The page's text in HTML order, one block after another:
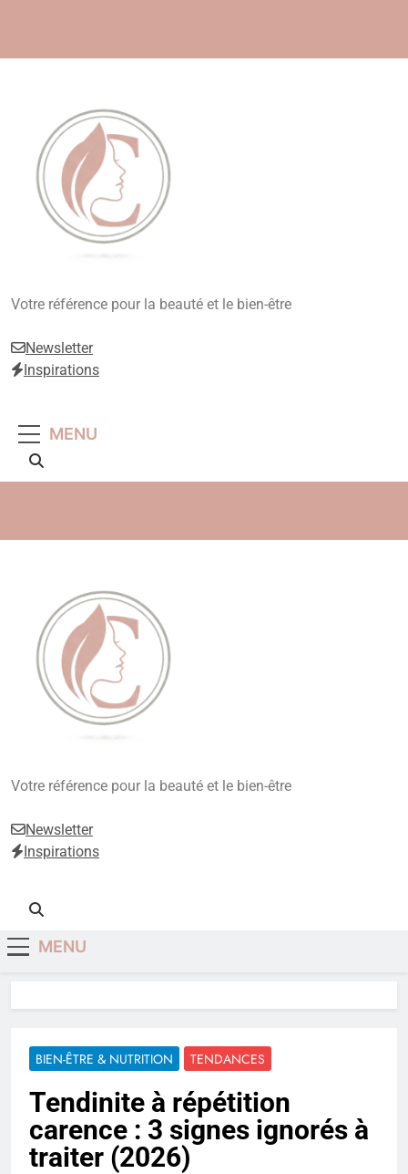
Beauté, Esthétique,
Anti-Âge
Votre référence pour la beauté et le bien-être
Newsletter
Inspirations
MENU
Beauté, Esthétique,
Anti-Âge
Votre référence pour la beauté et le bien-être
Newsletter
Inspirations
MENU
BIEN-ÊTRE & NUTRITION TENDANCES
Tendinite à répétition
carence : 3 signes ignorés à
traiter (2026)